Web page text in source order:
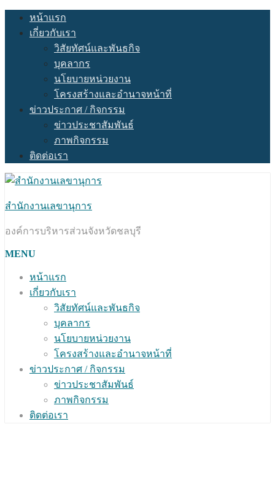
Skip
content
หน้าแรก
เกี่ยวกับเรา
วิสัยทัศน์และพันธกิจ
บุคลากร
นโยบายหน่วยงาน
โครงสร้างและอำนาจหน้าที่
ข่าวประกาศ / กิจกรรม
ข่าวประชาสัมพันธ์
ภาพกิจกรรม
ติดต่อเรา
สำนักงานเลขานุการ
องค์การบริหารส่วนจังหวัดชลบุรี
MENU
หน้าแรก
เกี่ยวกับเรา
วิสัยทัศน์และพันธกิจ
บุคลากร
นโยบายหน่วยงาน
โครงสร้างและอำนาจหน้าที่
ข่าวประกาศ / กิจกรรม
ข่าวประชาสัมพันธ์
ภาพกิจกรรม
ติดต่อเรา